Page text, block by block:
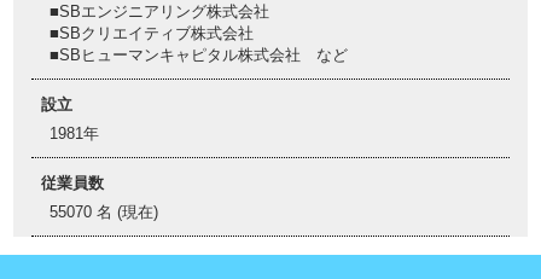
■SBエンジニアリング株式会社
■SBクリエイティブ株式会社
■SBヒューマンキャピタル株式会社 など
設立
1981年
従業員数
55070 名 (現在)